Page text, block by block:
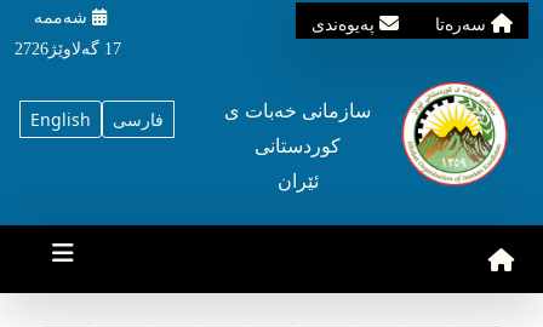
سه‌ره‌تا په‌یوه‌ندی
شه‌ممه‌
17 گه‌لاوێژ2726
English فارسی
سازمانی خه‌بات ی
کوردستانی
ئێران